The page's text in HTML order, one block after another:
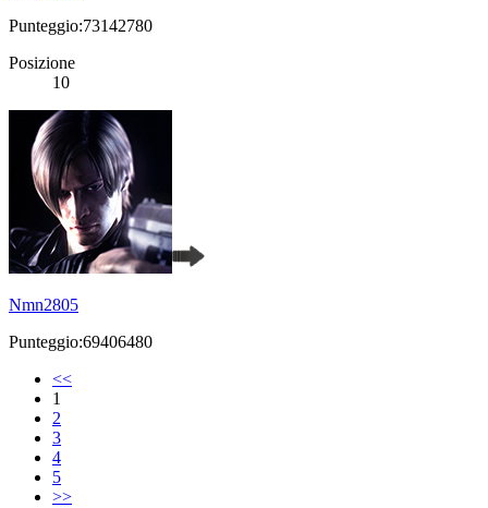
Punteggio:73142780
Posizione
10
Nmn2805
Punteggio:69406480
<<
1
2
3
4
5
>>